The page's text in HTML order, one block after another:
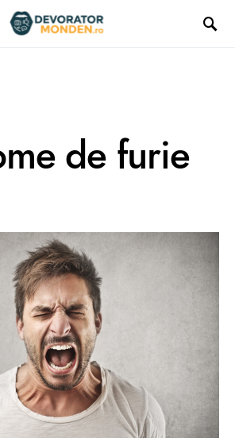
de furie